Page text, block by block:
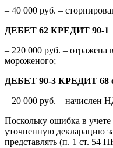
– 40 000 руб. –
ДЕБЕТ 62 КРЕДИТ 90-1
– 220 000 руб. – отражена
мороженого;
ДЕБЕТ 90-3 КРЕДИТ 68
– 20 000 руб. – начислен
Поскольку ошибка в
уточненную декларацию
представлять (п. 1 ст. 54